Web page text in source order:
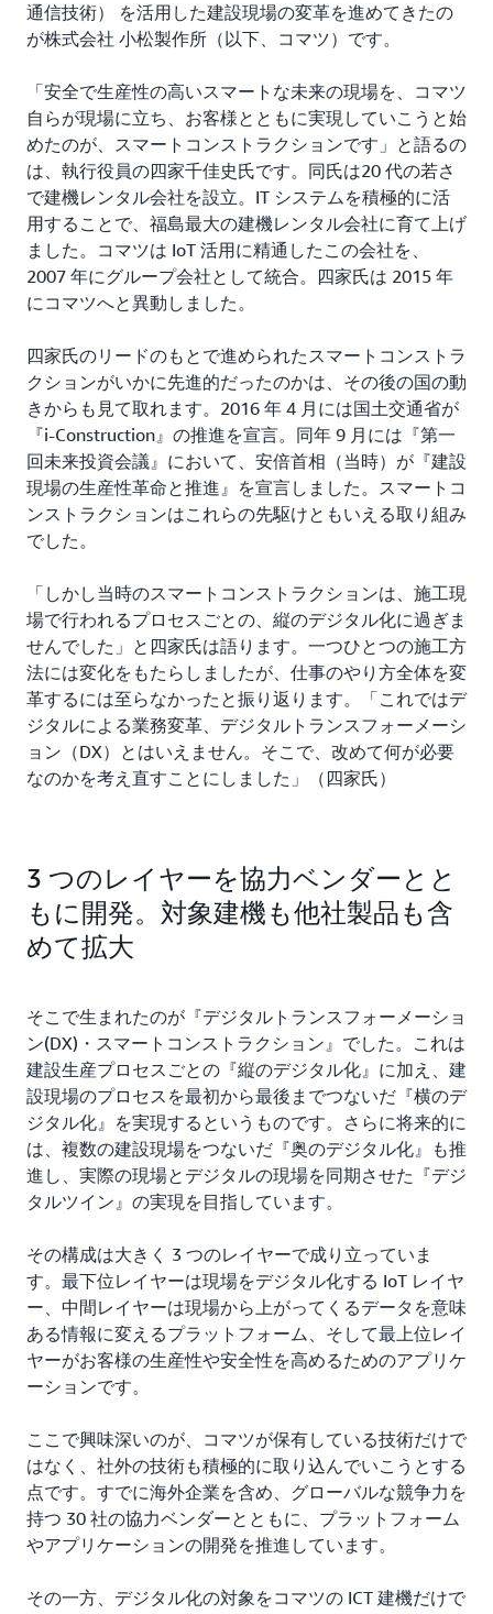
通信技術） を活用した建設現場の変革を進めてきたの
が株式会社 小松製作所（以下、コマツ）です。
「安全で生産性の高いスマートな未来の現場を、コマツ
自らが現場に立ち、お客様とともに実現していこうと始
めたのが、スマートコンストラクションです」と語るの
は、執行役員の四家千佳史氏です。同氏は20 代の若さ
で建機レンタル会社を設立。IT システムを積極的に活
用することで、福島最大の建機レンタル会社に育て上げ
ました。コマツは IoT 活用に精通したこの会社を、
2007 年にグループ会社として統合。四家氏は 2015 年
にコマツへと異動しました。
四家氏のリードのもとで進められたスマートコンストラ
クションがいかに先進的だったのかは、その後の国の動
きからも見て取れます。2016 年 4 月には国土交通省が
『i-Construction』の推進を宣言。同年 9 月には『第一
回未来投資会議』において、安倍首相（当時）が『建設
現場の生産性革命と推進』を宣言しました。スマートコ
ンストラクションはこれらの先駆けともいえる取り組み
でした。
「しかし当時のスマートコンストラクションは、施工現
場で行われるプロセスごとの、縦のデジタル化に過ぎま
せんでした」と四家氏は語ります。一つひとつの施工方
法には変化をもたらしましたが、仕事のやり方全体を変
革するには至らなかったと振り返ります。「これではデ
ジタルによる業務変革、デジタルトランスフォーメーシ
ョン（DX）とはいえません。そこで、改めて何が必要
なのかを考え直すことにしました」（四家氏）
3 つのレイヤーを協力ベンダーとと
もに開発。対象建機も他社製品も含
めて拡大
そこで生まれたのが『デジタルトランスフォーメーショ
ン(DX)・スマートコンストラクション』でした。これは
建設生産プロセスごとの『縦のデジタル化』に加え、建
設現場のプロセスを最初から最後までつないだ『横のデ
ジタル化』を実現するというものです。さらに将来的に
は、複数の建設現場をつないだ『奥のデジタル化』も推
進し、実際の現場とデジタルの現場を同期させた『デジ
タルツイン』の実現を目指しています。
その構成は大きく 3 つのレイヤーで成り立っていま
す。最下位レイヤーは現場をデジタル化する IoT レイヤ
ー、中間レイヤーは現場から上がってくるデータを意味
ある情報に変えるプラットフォーム、そして最上位レイ
ヤーがお客様の生産性や安全性を高めるためのアプリケ
ーションです。
ここで興味深いのが、コマツが保有している技術だけで
はなく、社外の技術も積極的に取り込んでいこうとする
点です。すでに海外企業を含め、グローバルな競争力を
持つ 30 社の協力ベンダーとともに、プラットフォーム
やアプリケーションの開発を推進しています。
その一方、デジタル化の対象をコマツの ICT 建機だけで